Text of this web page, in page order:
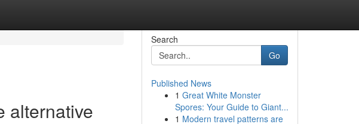
alternative
Search
Go
Published News
1 Great White Monster
Spores: Your Guide to Giant...
1 Modern travel patterns are